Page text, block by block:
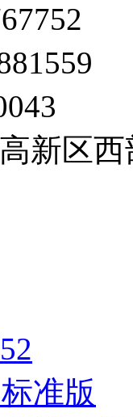
新区西
准版